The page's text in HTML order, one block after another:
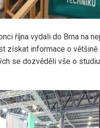
října vydali do Brna na
získat informace o
se dozvěděli vše o